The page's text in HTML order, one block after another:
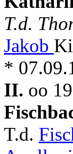
T.d.
Jakob
*
II. oo
T.d.